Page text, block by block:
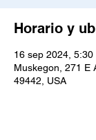
Horario y
16 sep 2024, 5:30
Muskegon, 271 E
49442, USA